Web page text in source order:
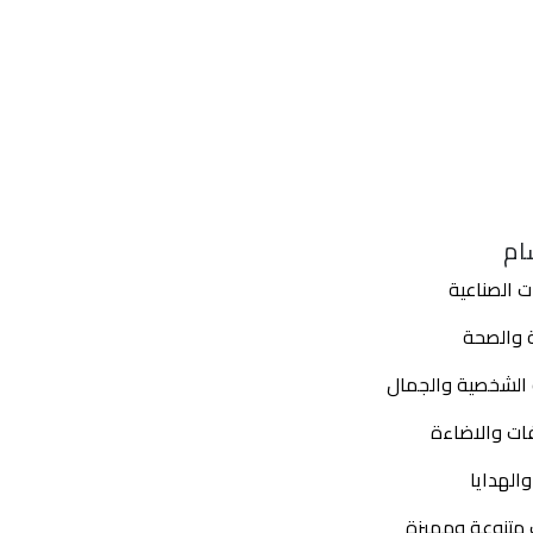
الصناعية
والصحة
الشخصية والجمال
والاضاءة